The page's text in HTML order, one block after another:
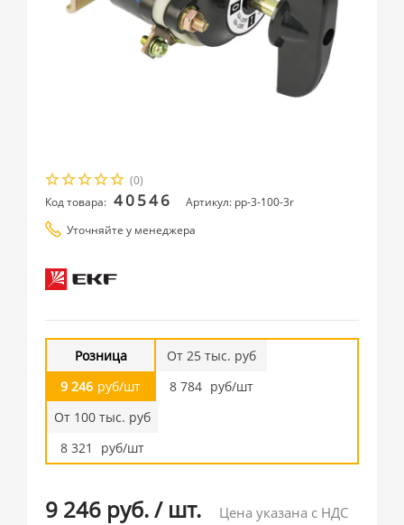
(0)
Код товара: 40546
Артикул: pp-3-100-3r
Уточняйте у менеджера
Розница
9 246 руб/шт
От 25 тыс. руб
8 784 руб/шт
От 100 тыс. руб
8 321
руб/шт
9 246 руб./ шт. Цена указана с НДС